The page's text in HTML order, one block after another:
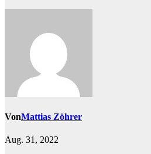
VonMattias Zöhrer
Aug. 31, 2022